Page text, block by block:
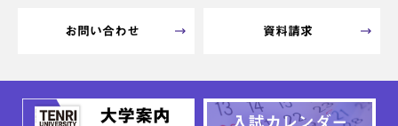
お問い合わせ 資料請求